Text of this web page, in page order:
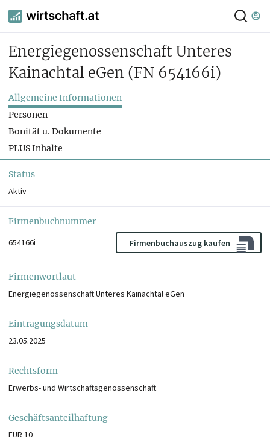
Energiegenossenschaft Unteres
Kainachtal eGen (FN 654166i)
Allgemeine Informationen
Personen
Bonität u. Dokumente
PLUS Inhalte
Status
Aktiv
Firmenbuchnummer
654166i
Firmenbuchauszug kaufen
Firmenwortlaut
Energiegenossenschaft Unteres Kainachtal eGen
Eintragungsdatum
23.05.2025
Rechtsform
Erwerbs- und Wirtschaftsgenossenschaft
Geschäftsanteilhaftung
EUR 10